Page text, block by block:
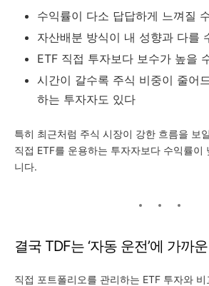
수익률이 다소 답답하게 느껴질
자산배분 방식이 내 성향과 다를
ETF 직접 투자보다 보수가 높을
시간이 갈수록 주식 비중이 줄어
하는 투자자도 있다
특히 최근처럼 주식 시장이 강한 흐름을 보
직접 ETF를 운용하는 투자자보다 수익률이
니다.
결국 TDF는 ‘자동 운전’에 가까
직접 포트폴리오를 관리하는 ETF 투자와 비